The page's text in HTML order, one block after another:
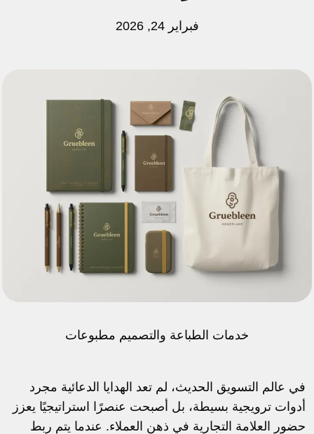
فبراير 24, 2026
خدمات الطباعة والتصميم مطبوعات
في عالم التسويق الحديث، لم تعد الهدايا الدعائية مجرد
أدوات ترويجية بسيطة، بل أصبحت عنصرًا استراتيجيًا يعزز
حضور العلامة التجارية في ذهن العملاء. عندما يتم ربط